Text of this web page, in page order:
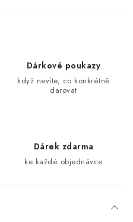
Dárkové poukazy
když nevíte, co konkrétně
darovat
Dárek zdarma
ke každé objednávce